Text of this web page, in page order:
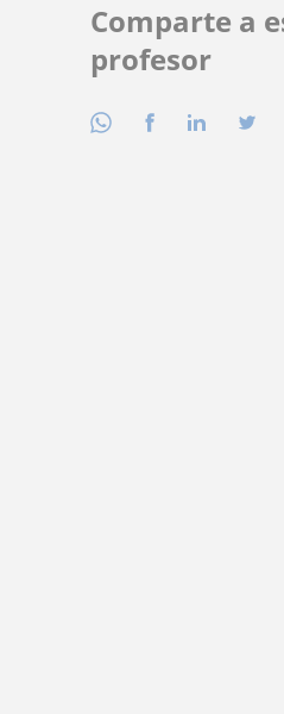
Comparte a
profesor